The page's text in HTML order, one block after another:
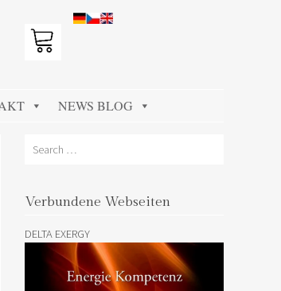
NEWS BLOG
Verbundene Webseiten
DELTA EXERGY